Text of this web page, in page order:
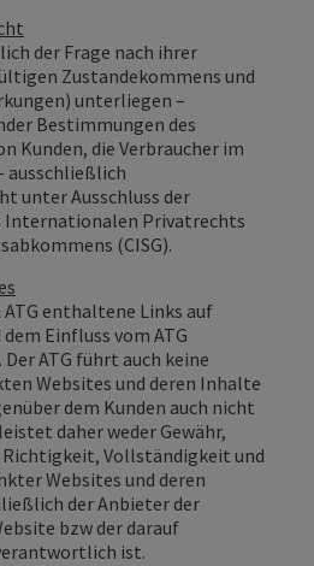
der Frage nach ihrer
Zustandekommens und
unterliegen –
Bestimmungen des
Kunden, die Verbraucher im
ausschließlich
unter Ausschluss der
Internationalen Privatrechts
(CISG).
enthaltene Links auf
Einfluss vom ATG
ATG führt auch keine
Websites und deren Inhalte
dem Kunden auch nicht
daher weder Gewähr,
Vollständigkeit und
Websites und deren
der Anbieter der
bzw der darauf
ist.